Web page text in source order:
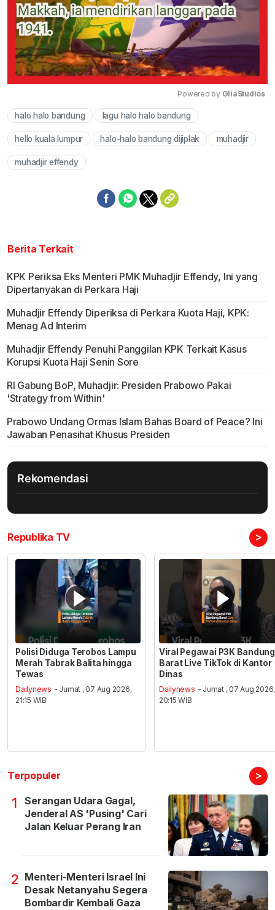
Powered by GliaStudios
halo halo bandung lagu halo halo bandung
hello kuala lumpur halo-halo bandung dijiplak muhadjir
muhadjir effendy
Berita Terkait
KPK Periksa Eks Menteri PMK Muhadjir Effendy, Ini yang
Dipertanyakan di Perkara Haji
Muhadjir Effendy Diperiksa di Perkara Kuota Haji, KPK:
Menag Ad Interim
Muhadjir Effendy Penuhi Panggilan KPK Terkait Kasus
Korupsi Kuota Haji Senin Sore
RI Gabung BoP, Muhadjir: Presiden Prabowo Pakai
'Strategy from Within'
Prabowo Undang Ormas Islam Bahas Board of Peace? Ini
Jawaban Penasihat Khusus Presiden
Rekomendasi
Republika TV >
Polisi Diduga Terobos Lampu
Merah Tabrak Balita hingga
Tewas
Dailynews - Jumat , 07 Aug 2026,
21:15 WIB
Viral Pegawai P3K Bandung
Barat Live TikTok di Kantor
Dinas
Dailynews - Jumat , 07 Aug 2026,
20:15 WIB
Terpopuler >
1
Serangan Udara Gagal,
Jenderal AS 'Pusing' Cari
Jalan Keluar Perang Iran
2 Menteri-Menteri Israel Ini
Desak Netanyahu Segera
Bombardir Kembali Gaza